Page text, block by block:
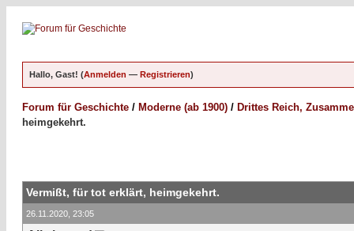
Hallo, Gast! (Anmelden — Registrieren)
Forum für Geschichte / Moderne (ab 1900) / Drittes Reich,
heimgekehrt.
Vermißt, für tot erklärt, heimgekehrt.
26.11.2020, 23:05